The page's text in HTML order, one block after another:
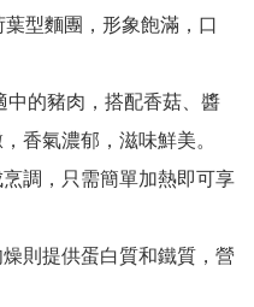
型麵團，形象飽滿，口
中的豬肉，搭配香菇、醬
香氣濃郁，滋味鮮美。
調，只需簡單加熱即可享
則提供蛋白質和鐵質，營